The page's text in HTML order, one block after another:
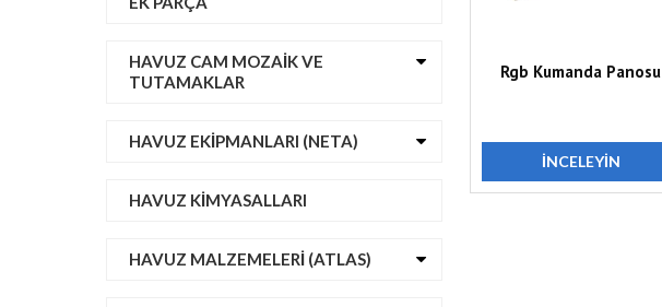
HAVUZ CAM MOZAIK VE
TUTAMAKLAR
HAVUZ EKIPMANLARI (NETA)
HAVUZ KIMYASALLARI
HAVUZ MALZEMELERI (ATLAS)
Rgb Kumanda Panosu
İNCELEYIN